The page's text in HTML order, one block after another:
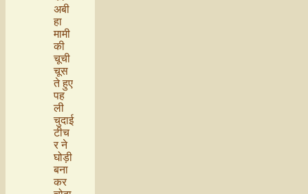
अबी
हा
मामी
की
चूची
चूस
ते हुए
पह
ली
चुदाई
टीच
र ने
घोड़ी
बना
कर